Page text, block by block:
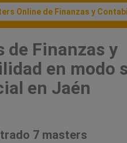
Online de Finanzas y
de Finanzas y
en modo
en Jaén
7 masters